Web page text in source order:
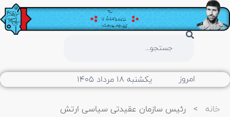
امروز یکشنبه ۱۸ مرداد ۱۴۰۵
خانه > رئیس سازمان عقیدتی سیاسی ارتش